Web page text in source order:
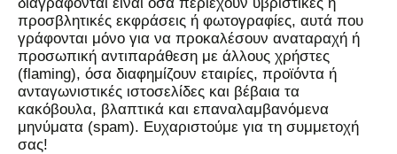
προσβλητικές εκφράσεις ή φωτογραφίες, αυτά που
γράφονται μόνο για να προκαλέσουν αναταραχή ή
προσωπική αντιπαράθεση με άλλους χρήστες
(flaming), όσα διαφημίζουν εταιρίες, προϊόντα ή
ανταγωνιστικές ιστοσελίδες και βέβαια τα
κακόβουλα, βλαπτικά και επαναλαμβανόμενα
μηνύματα (spam). Ευχαριστούμε για τη συμμετοχή
σας!